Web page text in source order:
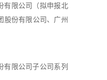
有限公司（拟申报北
股份有限公司、广州
有限公司子公司系列